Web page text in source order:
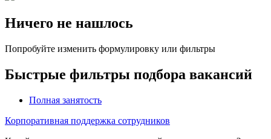
Ничего не нашлось
Попробуйте изменить формулировку или фильтры
Быстрые фильтры подбора вакансий
Полная занятость
Корпоративная поддержка сотрудников